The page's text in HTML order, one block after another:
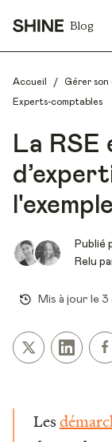
Blog
Accueil / Gérer son
Experts-comptables
La RSE
Publié
Relu
Mis à jour le 3
Les